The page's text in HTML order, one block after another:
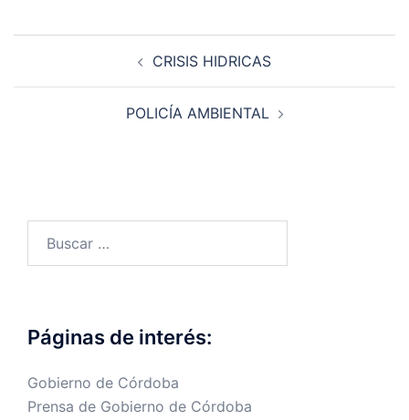
CRISIS HIDRICAS
POLICÍA AMBIENTAL
Páginas de interés:
Gobierno de Córdoba
Prensa de Gobierno de Córdoba